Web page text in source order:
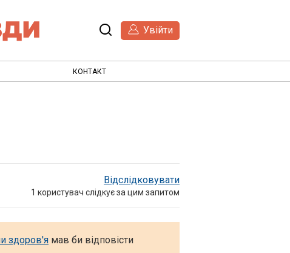
Увійти
КОНТАКТ
Відслідковувати
1 користувач слідкує за цим запитом
здоров'я мав би відповісти